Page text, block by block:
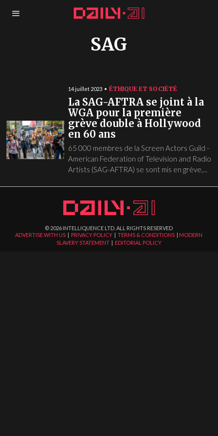
SAG
14 juillet 2023 ÉTHIQUE ET SOCIÉTÉ
La SAG-AFTRA se joint à la
WGA pour la première
grève double à Hollywood
en 60 ans
65 000 membres de la Screen Actors Guild -
American Federation of Television and Radio
Artists (SAG-AFTRA) se sont mis en grève,...
© 2026 INTELLIQUENCE LTD. ALL RIGHTS RESERVED
ADVERTISE WITH US | PRIVACY POLICY |TERMS & CONDITIONS | MODERN
SLAVERY STATEMENT| EDITORIAL POLICY